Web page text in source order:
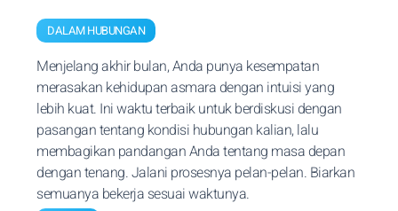
DALAM HUBUNGAN
Menjelang akhir bulan, Anda punya kesempatan
merasakan kehidupan asmara dengan intuisi yang
lebih kuat. Ini waktu terbaik untuk berdiskusi dengan
pasangan tentang kondisi hubungan kalian, lalu
membagikan pandangan Anda tentang masa depan
dengan tenang. Jalani prosesnya pelan-pelan. Biarkan
semuanya bekerja sesuai waktunya.